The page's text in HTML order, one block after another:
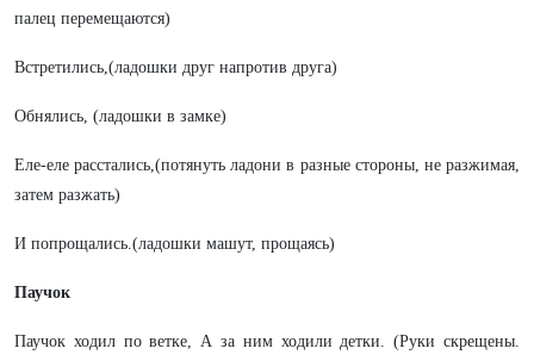
палец перемещаются)
Встретились,(ладошки друг напротив друга)
Обнялись, (ладошки в замке)
Еле-еле расстались,(потянуть ладони в разные стороны, не разжимая,
затем разжать)
И попрощались.(ладошки машут, прощаясь)
Паучок
Паучок ходил по ветке, А за ним ходили детки. (Руки скрещены.